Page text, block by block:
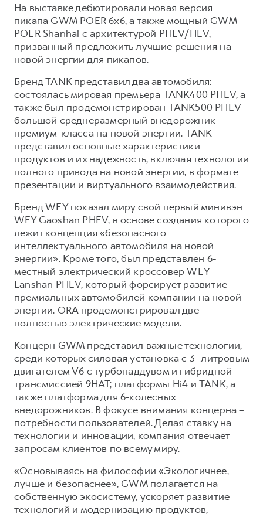
На выставке дебютировали новая версия
пикапа GWM POER 6х6, а также мощный GWM
POER Shanhai с архитектурой PHEV/HEV,
призванный предложить лучшие решения на
новой энергии для пикапов.
Бренд TANK представил два автомобиля:
состоялась мировая премьера TANK400 PHEV, а
также был продемонстрирован TANK500 PHEV –
большой среднеразмерный внедорожник
премиум-класса на новой энергии. TANK
представил основные характеристики
продуктов и их надежность, включая технологии
полного привода на новой энергии, в формате
презентации и виртуального взаимодействия.
Бренд WEY показал миру свой первый минивэн
WEY Gaoshan PHEV, в основе создания которого
лежит концепция «безопасного
интеллектуального автомобиля на новой
энергии». Кроме того, был представлен 6-
местный электрический кроссовер WEY
Lanshan PHEV, который форсирует развитие
премиальных автомобилей компании на новой
энергии. ORA продемонстрировал две
полностью электрические модели.
Концерн GWM представил важные технологии,
среди которых силовая установка с 3- литровым
двигателем V6 с турбонаддувом и гибридной
трансмиссией 9HAT; платформы Hi4 и TANK, а
также платформа для 6-колесных
внедорожников. В фокусе внимания концерна –
потребности пользователей. Делая ставку на
технологии и инновации, компания отвечает
запросам клиентов по всему миру.
«Основываясь на философии «Экологичнее,
лучше и безопаснее», GWM полагается на
собственную экосистему, ускоряет развитие
технологий и модернизацию продуктов,